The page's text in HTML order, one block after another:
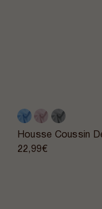
Housse Coussin
22,99€